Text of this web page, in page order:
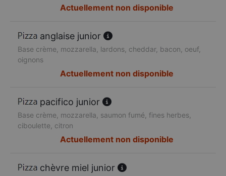
Actuellement non disponible
anglaise junior
Base crème, mozzarella, lardons, cheddar, bacon, oeuf,
oignons
Actuellement non disponible
pacifico junior
Base crème, mozzarella, saumon fumé, fines herbes,
ciboulette, citron
Actuellement non disponible
chèvre miel junior